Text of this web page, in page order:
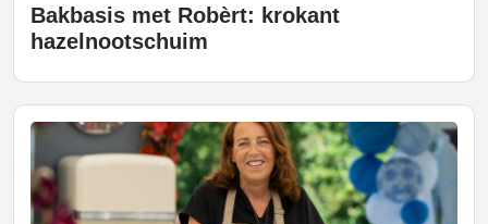
Bakbasis met Robèrt: krokant
hazelnootschuim